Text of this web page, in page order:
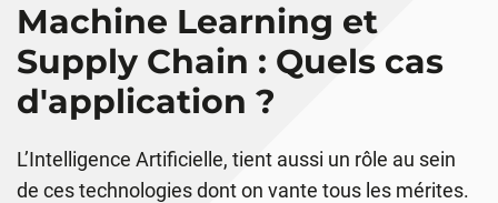
Machine Learning et
Supply Chain : Quels cas
d'application ?
L’Intelligence Artificielle, tient aussi un rôle au sein
de ces technologies dont on vante tous les mérites.